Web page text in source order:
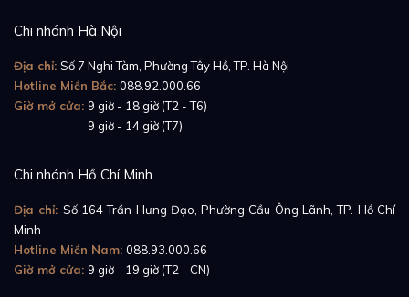
Chi nhánh Hà Nội
Địa chỉ: Số 7 Nghi Tàm, Phường Tây Hồ, TP. Hà Nội
Hotline Miền Bắc: 088.92.000.66
Giờ mở cửa: 9 giờ - 18 giờ (T2 - T6)
9 giờ - 14 giờ (T7)
Chi nhánh Hồ Chí Minh
Địa chỉ: Số 164 Trần Hưng Đạo, Phường Cầu Ông Lãnh, TP. Hồ Chí
Minh
Hotline Miền Nam: 088.93.000.66
Giờ mở cửa: 9 giờ - 19 giờ (T2 - CN)